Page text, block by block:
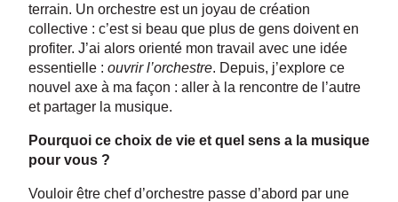
terrain. Un orchestre est un joyau de création
collective : c’est si beau que plus de gens doivent en
profiter. J’ai alors orienté mon travail avec une idée
essentielle : ouvrir l’orchestre. Depuis, j’explore ce
nouvel axe à ma façon : aller à la rencontre de l’autre
et partager la musique.
Pourquoi ce choix de vie et quel sens a la musique
pour vous ?
Vouloir être chef d’orchestre passe d’abord par une